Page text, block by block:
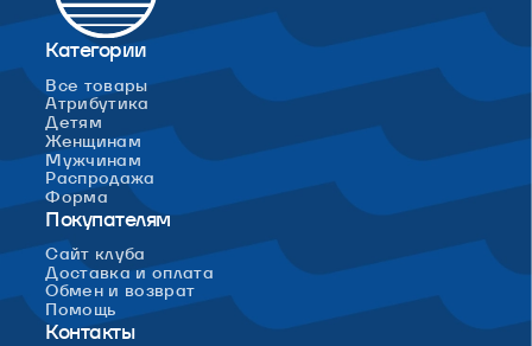
Категории
Все товары
Атрибутика
Детям
Женщинам
Мужчинам
Распродажа
Форма
Покупателям
Сайт клуба
Доставка и оплата
Обмен и возврат
Помощь
Контакты